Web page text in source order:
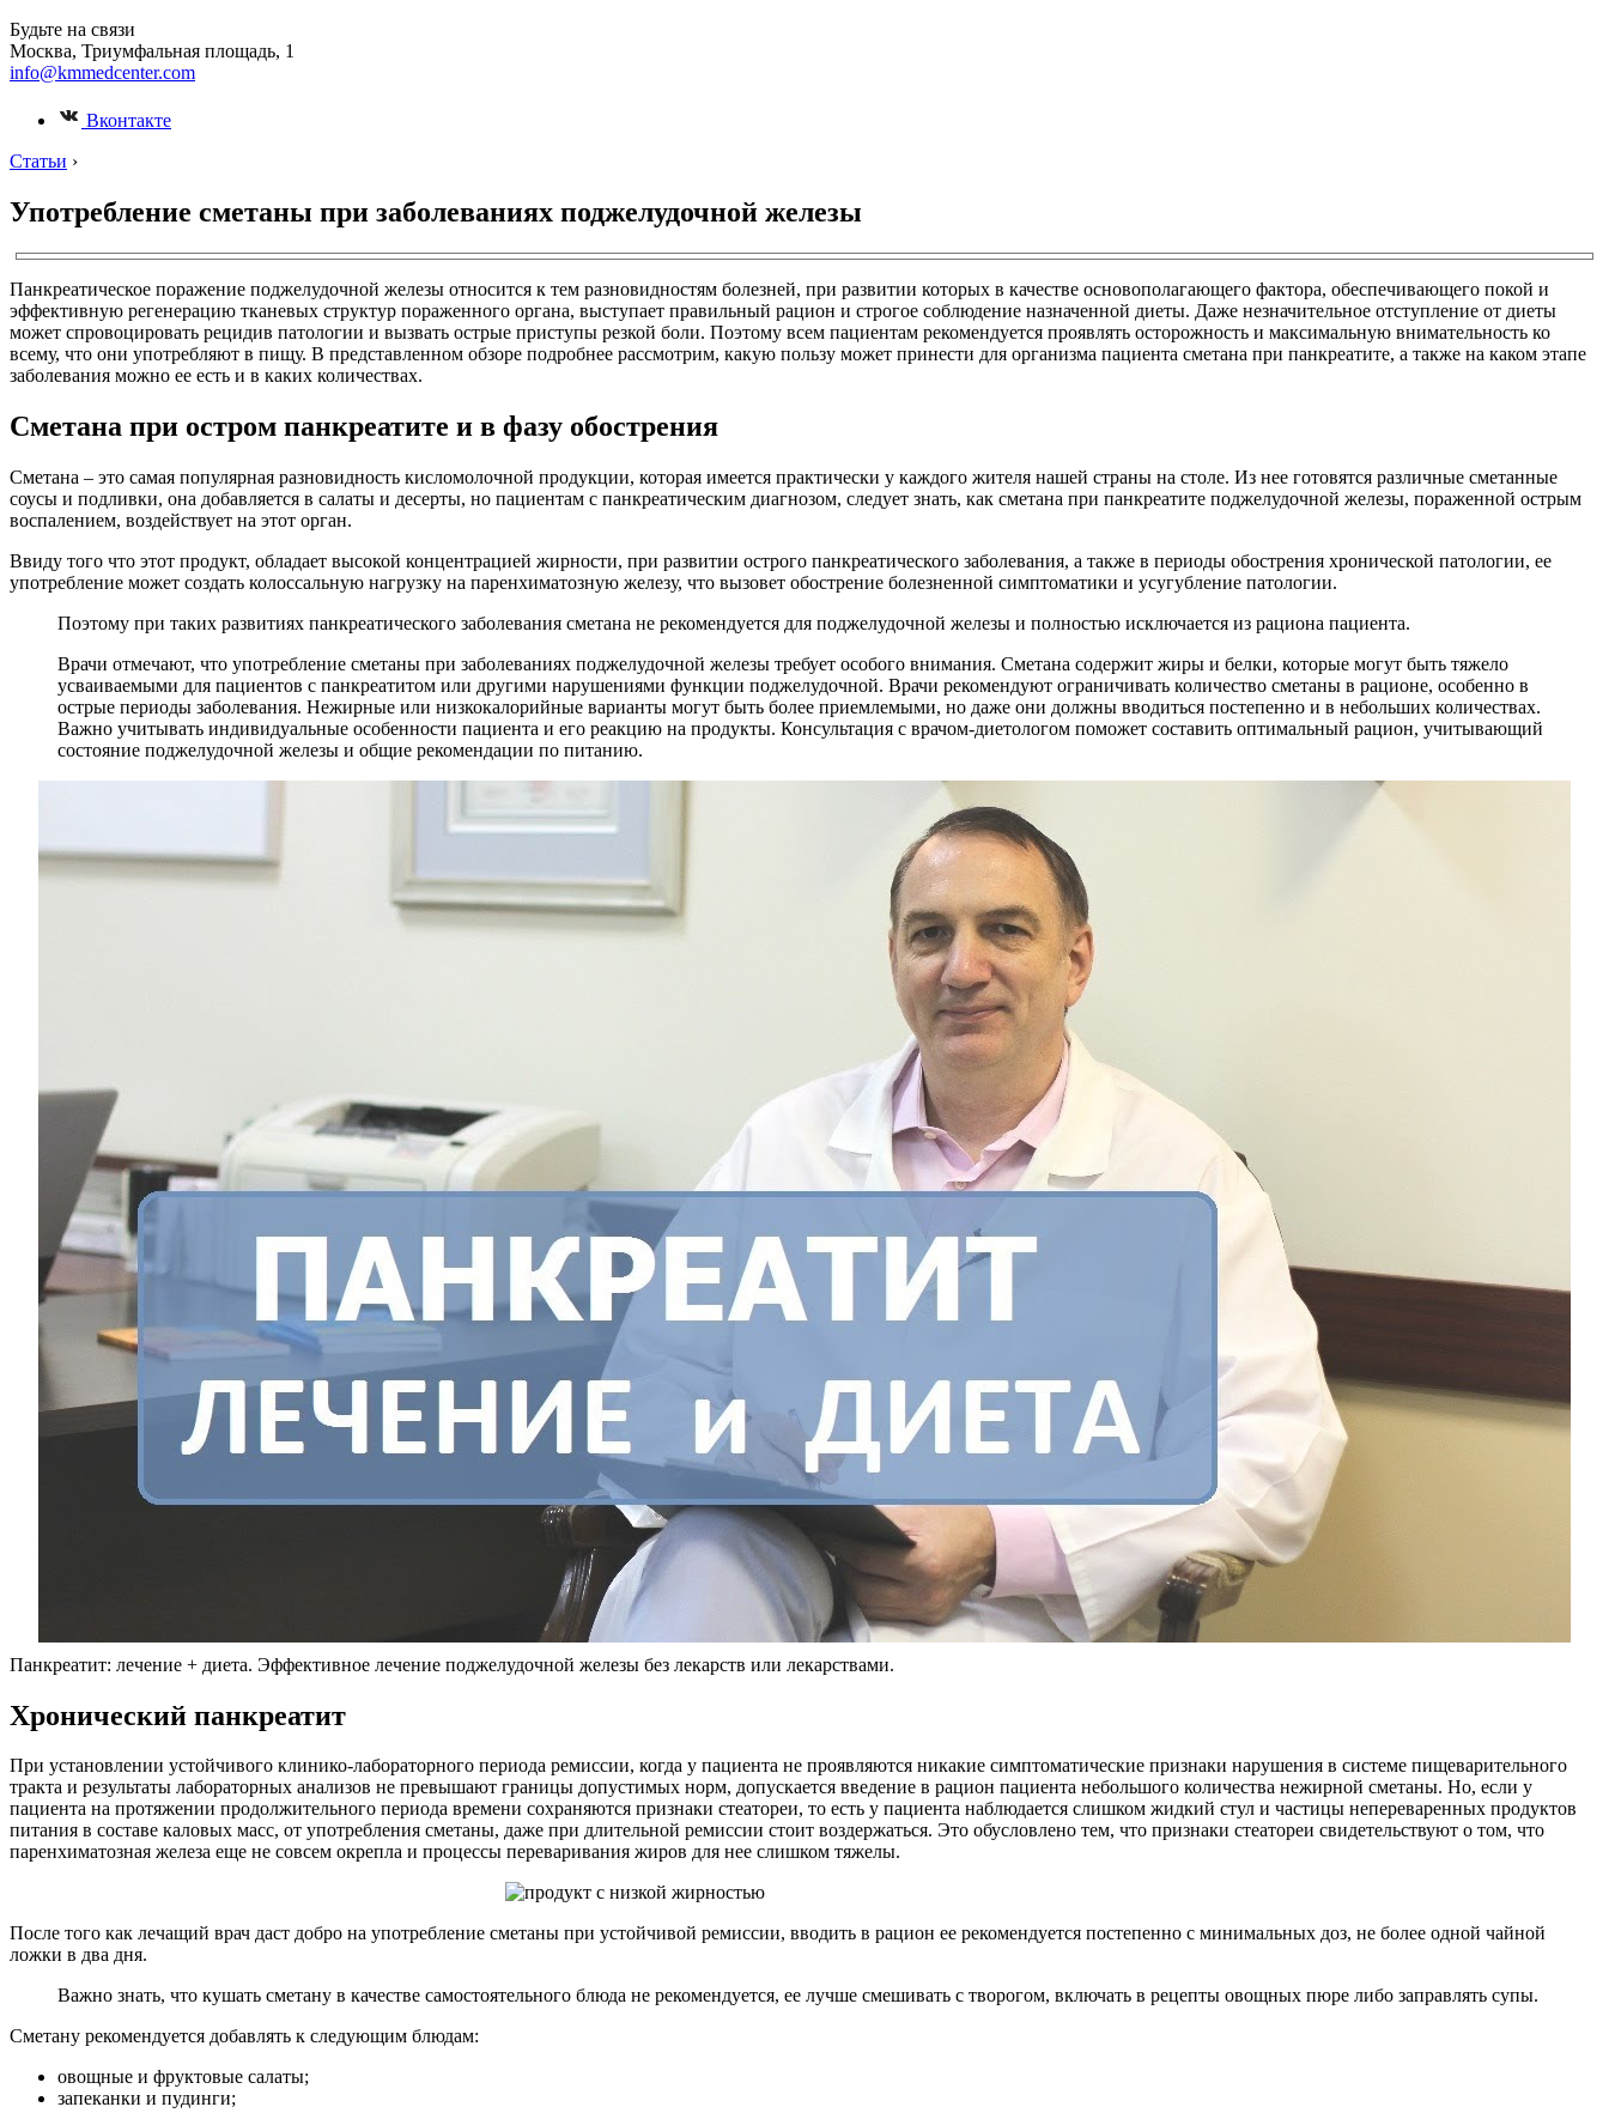
Будьте на связи
Москва, Триумфальная площадь, 1
info@kmmedcenter.com
Вконтакте
Статьи ›
Употребление сметаны при заболеваниях поджелудочной железы
Панкреатическое поражение поджелудочной железы относится к тем разновидностям болезней, при развитии которых в качестве основополагающего фактора, обеспечивающего покой и
эффективную регенерацию тканевых структур пораженного органа, выступает правильный рацион и строгое соблюдение назначенной диеты. Даже незначительное отступление от диеты
может спровоцировать рецидив патологии и вызвать острые приступы резкой боли. Поэтому всем пациентам рекомендуется проявлять осторожность и максимальную внимательность ко
всему, что они употребляют в пищу. В представленном обзоре подробнее рассмотрим, какую пользу может принести для организма пациента сметана при панкреатите, а также на каком этапе
заболевания можно ее есть и в каких количествах.
Сметана при остром панкреатите и в фазу обострения
Сметана – это самая популярная разновидность кисломолочной продукции, которая имеется практически у каждого жителя нашей страны на столе. Из нее готовятся различные сметанные
соусы и подливки, она добавляется в салаты и десерты, но пациентам с панкреатическим диагнозом, следует знать, как сметана при панкреатите поджелудочной железы, пораженной острым
воспалением, воздействует на этот орган.
Ввиду того что этот продукт, обладает высокой концентрацией жирности, при развитии острого панкреатического заболевания, а также в периоды обострения хронической патологии, ее
употребление может создать колоссальную нагрузку на паренхиматозную железу, что вызовет обострение болезненной симптоматики и усугубление патологии.
Поэтому при таких развитиях панкреатического заболевания сметана не рекомендуется для поджелудочной железы и полностью исключается из рациона пациента.
Врачи отмечают, что употребление сметаны при заболеваниях поджелудочной железы требует особого внимания. Сметана содержит жиры и белки, которые могут быть тяжело
усваиваемыми для пациентов с панкреатитом или другими нарушениями функции поджелудочной. Врачи рекомендуют ограничивать количество сметаны в рационе, особенно в
острые периоды заболевания. Нежирные или низкокалорийные варианты могут быть более приемлемыми, но даже они должны вводиться постепенно и в небольших количествах.
Важно учитывать индивидуальные особенности пациента и его реакцию на продукты. Консультация с врачом-диетологом поможет составить оптимальный рацион, учитывающий
состояние поджелудочной железы и общие рекомендации по питанию.
Панкреатит: лечение + диета. Эффективное лечение поджелудочной железы без лекарств или лекарствами.
Хронический панкреатит
При установлении устойчивого клинико-лабораторного периода ремиссии, когда у пациента не проявляются никакие симптоматические признаки нарушения в системе пищеварительного
тракта и результаты лабораторных анализов не превышают границы допустимых норм, допускается введение в рацион пациента небольшого количества нежирной сметаны. Но, если у
пациента на протяжении продолжительного периода времени сохраняются признаки стеатореи, то есть у пациента наблюдается слишком жидкий стул и частицы непереваренных продуктов
питания в составе каловых масс, от употребления сметаны, даже при длительной ремиссии стоит воздержаться. Это обусловлено тем, что признаки стеатореи свидетельствуют о том, что
паренхиматозная железа еще не совсем окрепла и процессы переваривания жиров для нее слишком тяжелы.
После того как лечащий врач даст добро на употребление сметаны при устойчивой ремиссии, вводить в рацион ее рекомендуется постепенно с минимальных доз, не более одной чайной
ложки в два дня.
Важно знать, что кушать сметану в качестве самостоятельного блюда не рекомендуется, ее лучше смешивать с творогом, включать в рецепты овощных пюре либо заправлять супы.
Сметану рекомендуется добавлять к следующим блюдам:
овощные и фруктовые салаты;
запеканки и пудинги;